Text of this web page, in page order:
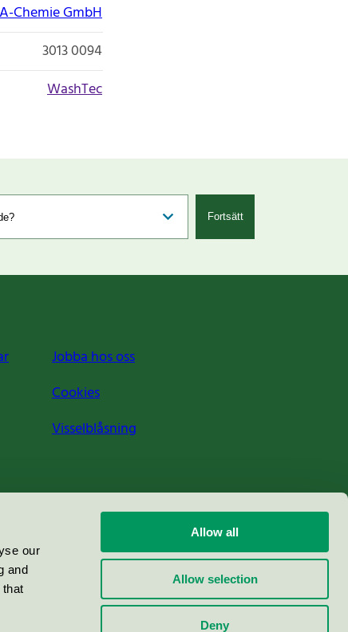
our
and
Allow all
Allow selection
Deny
Chemie GmbH
3013 0094
WashTec
Fortsätt
Jobba hos oss
Cookies
Visselblåsning